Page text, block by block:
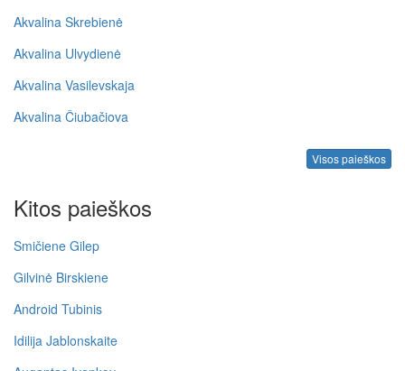
Akvalina Skrebienė
Akvalina Ulvydienė
Akvalina Vasilevskaja
Akvalina Čiubačiova
Visos paieškos
Kitos paieškos
Smičiene Gilep
Gilvinė Birskiene
Android Tubinis
Idilija Jablonskaite